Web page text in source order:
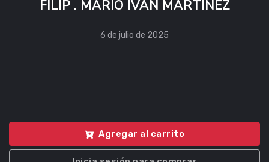
FILIP . MARIO IVÁN MARTÍNEZ
6 de julio de 2025
Agregar al carrito